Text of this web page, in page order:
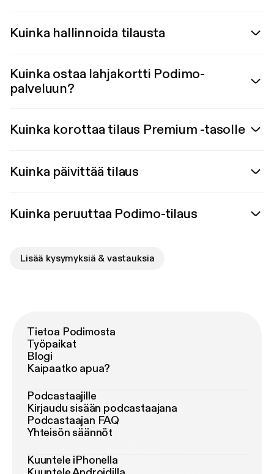
Kuinka hallinnoida tilausta
Kuinka ostaa lahjakortti Podimo-
palveluun?
Kuinka korottaa tilaus Premium -tasolle
Kuinka päivittää tilaus
Kuinka peruuttaa Podimo-tilaus
Lisää kysymyksiä & vastauksia
Tietoa Podimosta
Työpaikat
Blogi
Kaipaatko apua?
Podcastaajille
Kirjaudu sisään podcastaajana
Podcastaajan FAQ
Yhteisön säännöt
Kuuntele iPhonella